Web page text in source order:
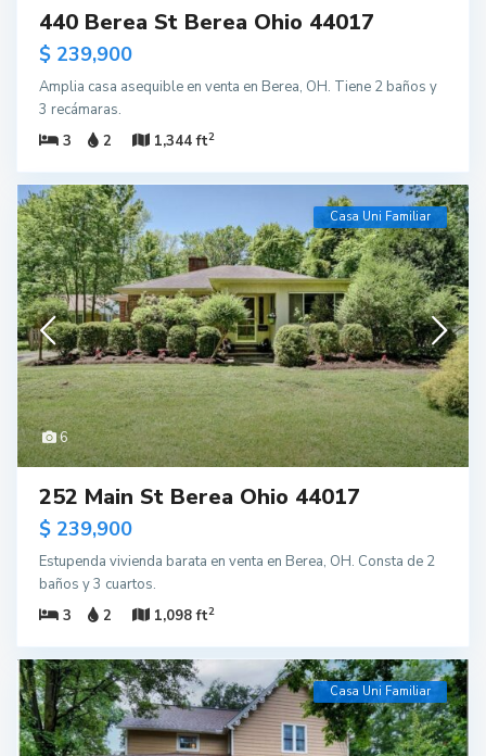
440 Berea St Berea Ohio 44017
$ 239,900
Amplia casa asequible en venta en Berea, OH. Tiene 2 baños y
3 recámaras.
3
2 1,344 ft2
6
Casa Uni Familiar
252 Main St Berea Ohio 44017
$ 239,900
Estupenda vivienda barata en venta en Berea, OH. Consta de 2
baños y 3 cuartos.
3
2 1,098 ft2
Casa Uni Familiar